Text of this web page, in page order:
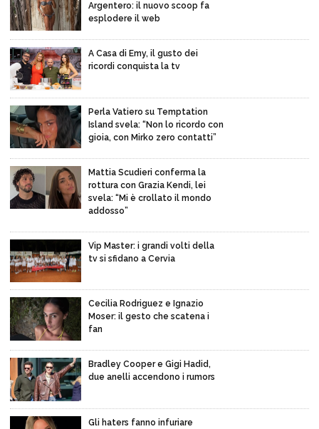
Argentero: il nuovo scoop fa
esplodere il web
A Casa di Emy, il gusto dei
ricordi conquista la tv
Perla Vatiero su Temptation
Island svela: “Non lo ricordo con
gioia, con Mirko zero contatti”
Mattia Scudieri conferma la
rottura con Grazia Kendi, lei
svela: “Mi è crollato il mondo
addosso”
Vip Master: i grandi volti della
tv si sfidano a Cervia
Cecilia Rodriguez e Ignazio
Moser: il gesto che scatena i
fan
Bradley Cooper e Gigi Hadid,
due anelli accendono i rumors
Gli haters fanno infuriare